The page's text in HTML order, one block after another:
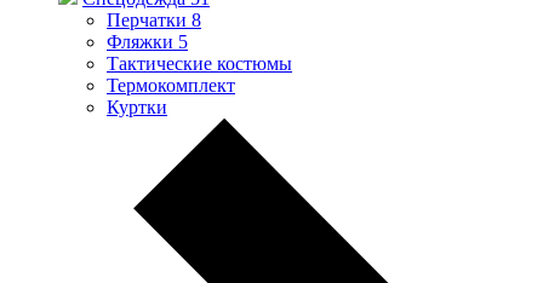
Перчатки 8
Фляжки 5
Тактические костюмы
Термокомплект
Куртки